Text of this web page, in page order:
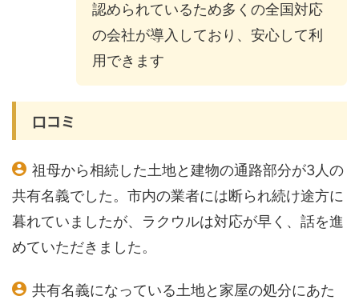
認められているため多くの全国対応
の会社が導入しており、安心して利
用できます
口コミ
祖母から相続した土地と建物の通路部分が3人の
共有名義でした。市内の業者には断られ続け途方に
暮れていましたが、ラクウルは対応が早く、話を進
めていただきました。
共有名義になっている土地と家屋の処分にあた